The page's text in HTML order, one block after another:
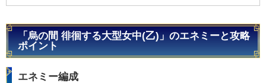
「烏の間 徘徊する大型女中(乙)」のエネミーと攻略
ポイント
エネミー編成